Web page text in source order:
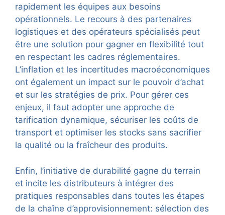
rapidement les équipes aux besoins
opérationnels. Le recours à des partenaires
logistiques et des opérateurs spécialisés peut
être une solution pour gagner en flexibilité tout
en respectant les cadres réglementaires.
L’inflation et les incertitudes macroéconomiques
ont également un impact sur le pouvoir d’achat
et sur les stratégies de prix. Pour gérer ces
enjeux, il faut adopter une approche de
tarification dynamique, sécuriser les coûts de
transport et optimiser les stocks sans sacrifier
la qualité ou la fraîcheur des produits.
Enfin, l’initiative de durabilité gagne du terrain
et incite les distributeurs à intégrer des
pratiques responsables dans toutes les étapes
de la chaîne d’approvisionnement: sélection des